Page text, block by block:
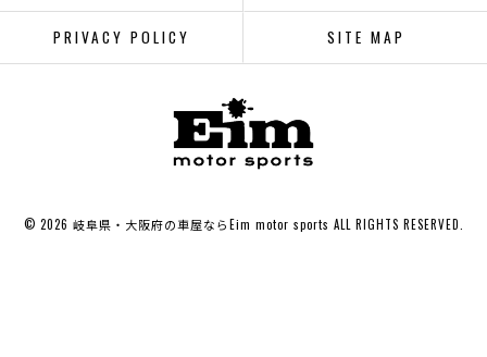
PRIVACY POLICY SITE MAP
© 2026 岐阜県・大阪府の車屋ならEim motor sports ALL RIGHTS RESERVED.